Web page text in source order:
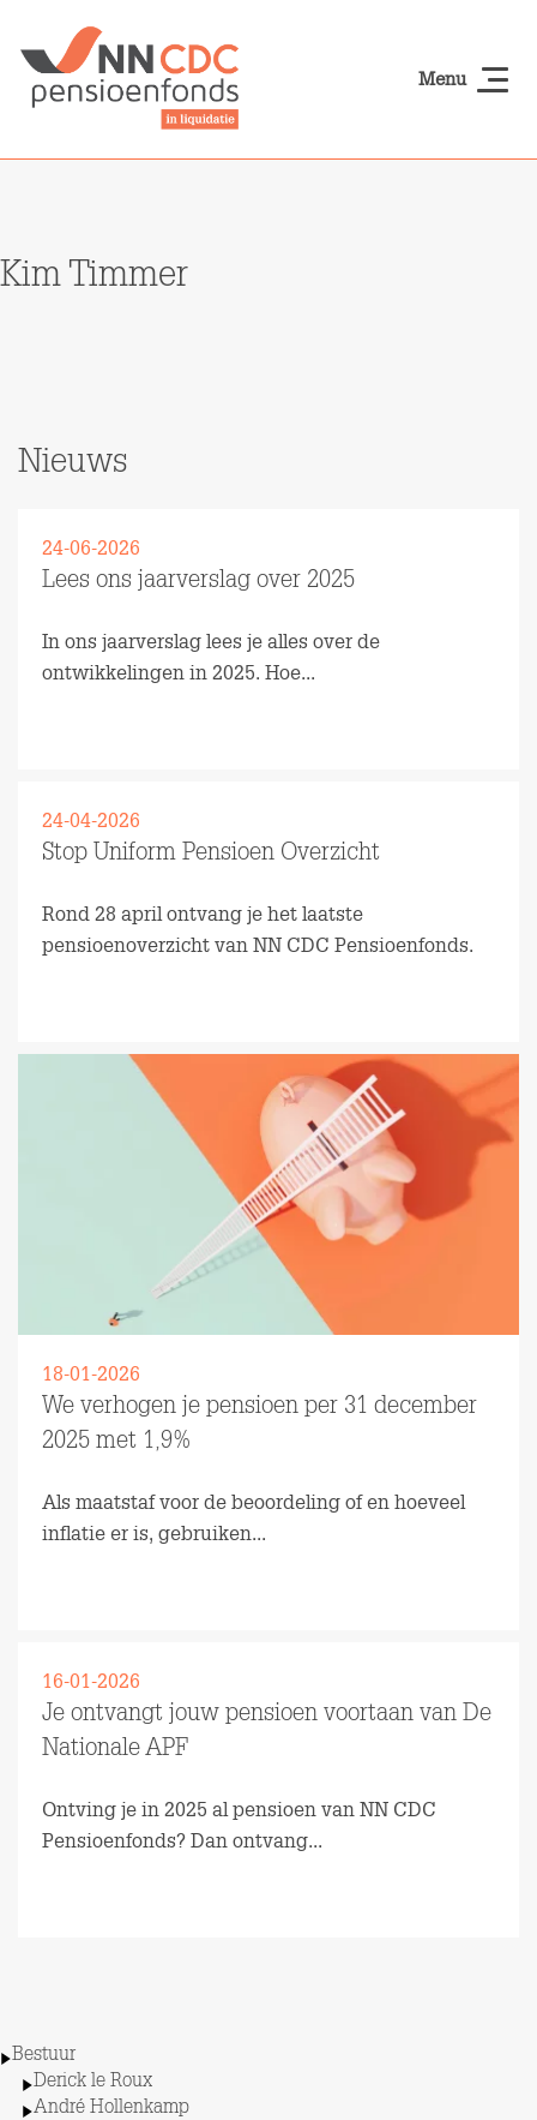
Menu
Kim Timmer
Bestuur
Derick le Roux
André Hollenkamp
Nieuws
Lees ons jaarverslag over 2025
24-06-2026
In ons jaarverslag lees je alles over de
ontwikkelingen in 2025. Hoe...
Stop Uniform Pensioen Overzicht
24-04-2026
Rond 28 april ontvang je het laatste
pensioenoverzicht van NN CDC Pensioenfonds.
We verhogen je pensioen per 31 december
2025 met 1,9%
18-01-2026
Als maatstaf voor de beoordeling of en hoeveel
inflatie er is, gebruiken...
Je ontvangt jouw pensioen voortaan van De
Nationale APF
16-01-2026
Ontving je in 2025 al pensioen van NN CDC
Pensioenfonds? Dan ontvang...